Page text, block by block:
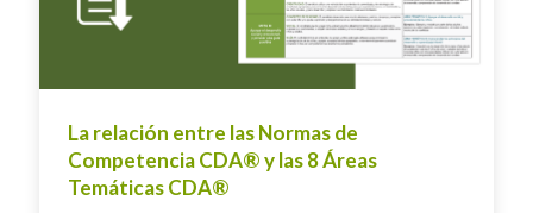
La relación entre las Normas de
Competencia CDA® y las 8 Áreas
Temáticas CDA®